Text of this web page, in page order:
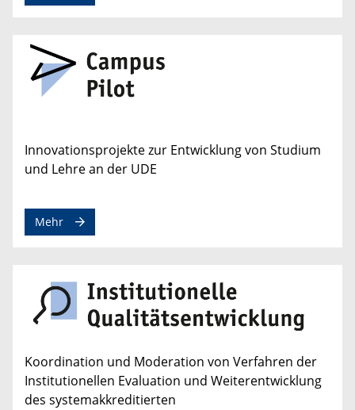
Innovationsprojekte zur Entwicklung von Studium
und Lehre an der UDE
Mehr
Koordination und Moderation von Verfahren der
Institutionellen Evaluation und Weiterentwicklung
des systemakkreditierten